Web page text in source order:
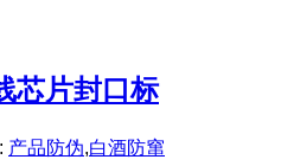
芯片封口标
产品防伪,白酒防窜